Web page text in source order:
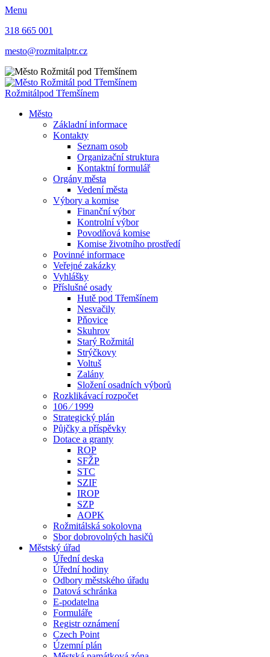
Menu
318 665 001
mesto@rozmitalptr.cz
Rožmitálpod Třemšínem
Město
Základní informace
Kontakty
Seznam osob
Organizační struktura
Kontaktní formulář
Orgány města
Vedení města
Výbory a komise
Finanční výbor
Kontrolní výbor
Povodňová komise
Komise životního prostředí
Povinné informace
Veřejné zakázky
Vyhlášky
Příslušné osady
Hutě pod Třemšínem
Nesvačily
Pňovice
Skuhrov
Starý Rožmitál
Strýčkovy
Voltuš
Zalány
Složení osadních výborů
Rozklikávací rozpočet
106 ⁄ 1999
Strategický plán
Půjčky a příspěvky
Dotace a granty
ROP
SFŽP
STC
SZIF
IROP
SZP
AOPK
Rožmitálská sokolovna
Sbor dobrovolných hasičů
Městský úřad
Úřední deska
Úřední hodiny
Odbory městského úřadu
Datová schránka
E-podatelna
Formuláře
Registr oznámení
Czech Point
Územní plán